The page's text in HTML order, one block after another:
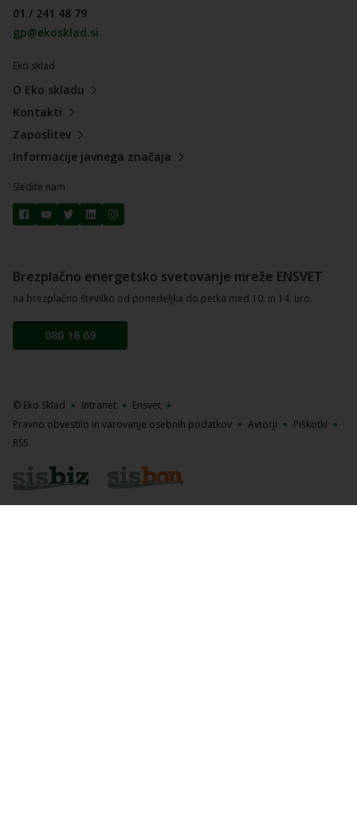
01 / 241 48 79
gp@ekosklad.si
Eko sklad
O Eko skladu
Kontakti
Zaposlitev
Informacije javnega značaja
Sledite nam
Brezplačno energetsko svetovanje mreže ENSVET
na brezplačno številko od ponedeljka do petka med 10. in 14. uro.
080 16 69
© Eko Sklad Intranet
Ensvet
Pravno obvestilo in varovanje osebnih podatkov
Avtorji
Piškotki
RSS